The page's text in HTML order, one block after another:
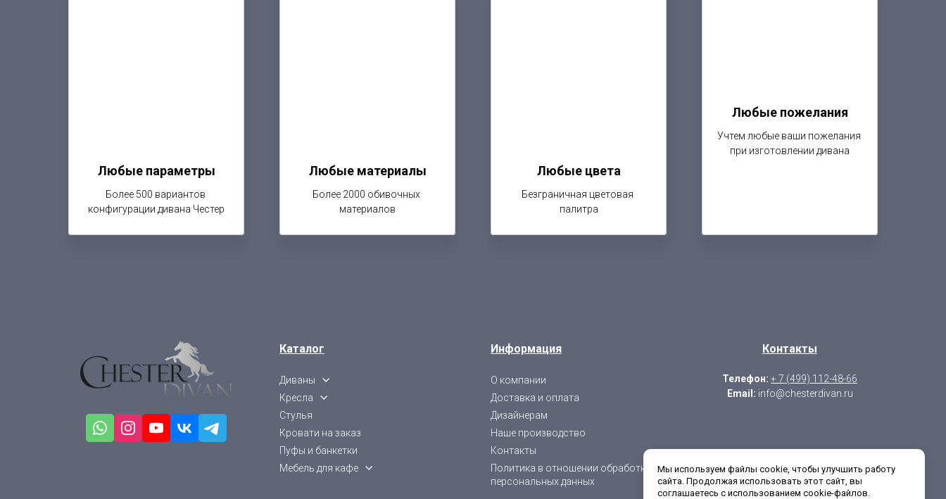
Любые параметры
Более 500 вариантов
конфигурации дивана Честер
Любые материалы
Более 2000 обивочных
материалов
Любые цвета
Безграничная цветовая
палитра
Любые пожелания
Учтем любые ваши пожелания
при изготовлении дивана
Каталог
Диваны
Кресла
Стулья
Кровати на заказ
Пуфы и банкетки
Мебель для кафе
Информация
О компании
Доставка и оплата
Дизайнерам
Наше производство
Контакты
Политика в отношении обработки
персональных данных
Контакты
Телефон: + 7 (499) 112-48-66
Email: info@chesterdivan.ru
Мы используем файлы cookie, чтобы улучшить работу
сайта. Продолжая использовать этот сайт, вы
соглашаетесь с использованием cookie-файлов.